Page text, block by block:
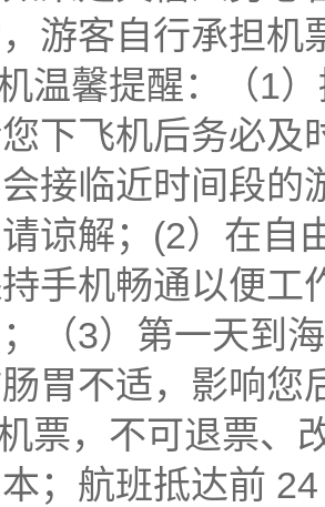
游客自行承担机
温馨提醒：（1
下飞机后务必及
接临近时间段的
谅解；(2）在自
手机畅通以便工
（3）第一天到
胃不适，影响您
票，不可退票、
；航班抵达前